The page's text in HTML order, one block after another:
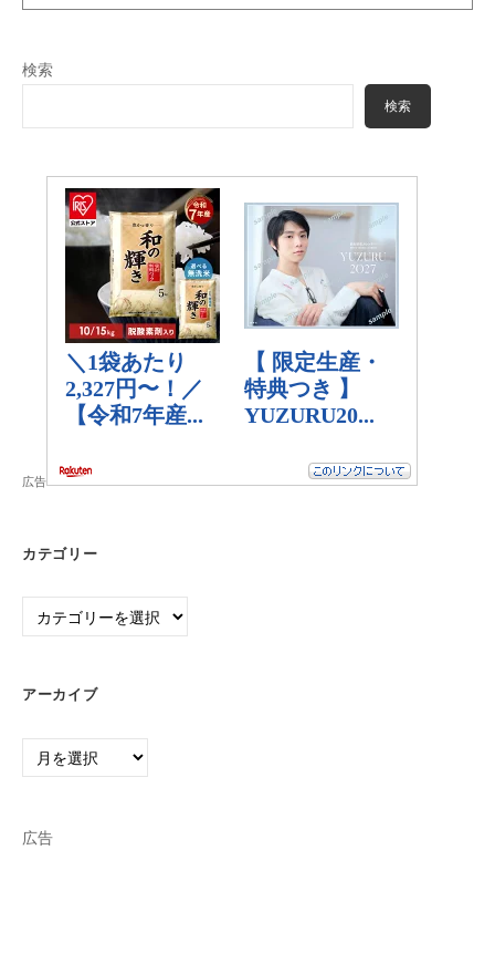
検索
検索
広告
カテゴリー
カ
ー
アーカイブ
ア
ブ
広告